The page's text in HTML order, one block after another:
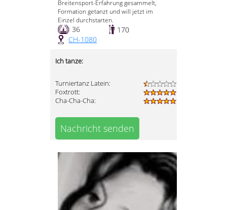
Breitensport-Erfahrung gesammelt,
Formation getanzt und will jetzt im
Einzel durchstarten.
36
170
CH-1080
Ich tanze:
Turniertanz Latein:
Foxtrott:
Cha-Cha-Cha:
Nachricht senden